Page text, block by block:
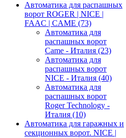
Автоматика для распашных
ворот ROGER | NICE |
FAAC | CAME (73)
Автоматика для
распашных ворот
Came - Италия (23)
Автоматика для
распашных ворот
NICE - Италия (40)
Автоматика для
распашных ворот
Roger Technology -
Италия (10)
Автоматика для гаражных и
секционных ворот. NICE |